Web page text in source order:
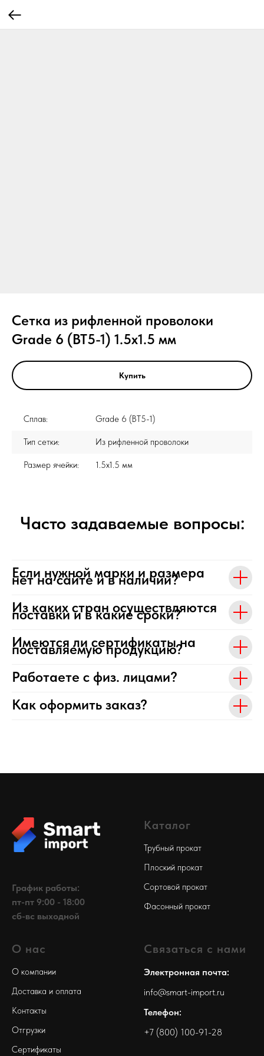
Сетка из рифленной проволоки
Grade 6 (ВТ5-1) 1.5x1.5 мм
Купить
Сплав: Grade 6 (ВТ5-1)
Тип сетки: Из рифленной проволоки
Размер ячейки: 1.5x1.5 мм
Часто задаваемые вопросы:
Если нужной марки и размера
нет на сайте и в наличии?
Из каких стран осуществляются
поставки и в какие сроки?
Имеются ли сертификаты на
поставляемую продукцию?
Работаете с физ. лицами?
Как оформить заказ?
График работы:
пт-пт 9:00 - 18:00
сб-вс выходной
Каталог
Трубный прокат
Плоский прокат
Сортовой прокат
Фасонный прокат
О нас
О компании
Доставка и оплата
Контакты
Отгрузки
Сертификаты
Связаться с нами
Электронная почта:
info@smart-import.ru
Телефон:
+7 (800) 100-91-28